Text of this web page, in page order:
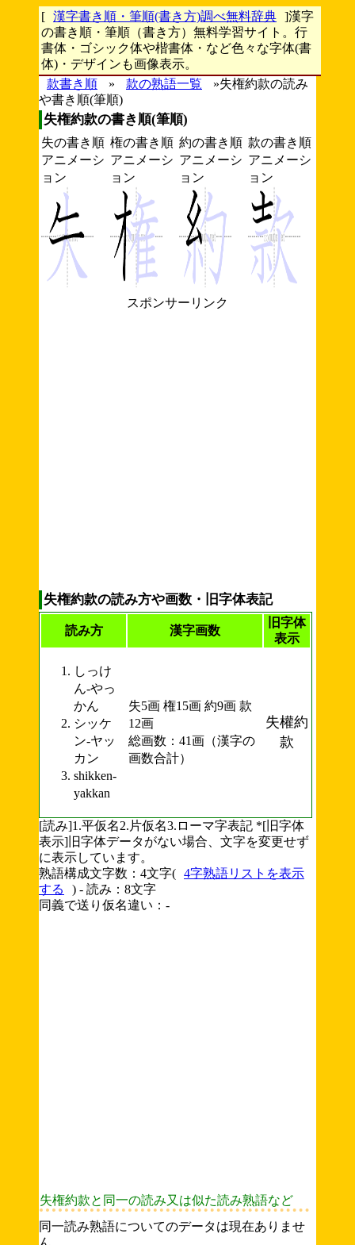
[ 漢字書き順・筆順(書き方)調べ無料辞典 ]漢字
の書き順・筆順（書き方）無料学習サイト。行
書体・ゴシック体や楷書体・など色々な字体(書
体)・デザインも画像表示。
款書き順
» 款の熟語一覧
»失権約款の読み
や書き順(筆順)
失権約款の書き順(筆順)
失の書き順
アニメーシ
ョン
権の書き順
アニメーシ
ョン
約の書き順
アニメーシ
ョン
款の書き順
アニメーシ
ョン
スポンサーリンク
失権約款の読み方や画数・旧字体表記
読み方 漢字画数
旧字体
表示
しっけ
ん-やっ
かん
シッケ
ン-ヤッ
カン
shikken-
yakkan
失5画 権15画 約9画 款
12画
総画数：41画（漢字の
画数合計）
失權約
款
[読み]1.平仮名2.片仮名3.ローマ字表記 *[旧字体
表示]旧字体データがない場合、文字を変更せず
に表示しています。
熟語構成文字数：4文字( 4字熟語リストを表示
する
) - 読み：8文字
同義で送り仮名違い：-
失権約款と同一の読み又は似た読み熟語など
同一読み熟語についてのデータは現在ありませ
ん。